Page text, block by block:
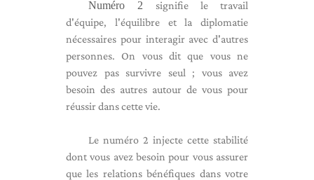
Numéro 2 signifie le travail
d'équipe, l'équilibre et la diplomatie
nécessaires pour interagir avec d'autres
personnes. On vous dit que vous ne
pouvez pas survivre seul ; vous avez
besoin des autres autour de vous pour
réussir dans cette vie.
Le numéro 2 injecte cette stabilité
dont vous avez besoin pour vous assurer
que les relations bénéfiques dans votre